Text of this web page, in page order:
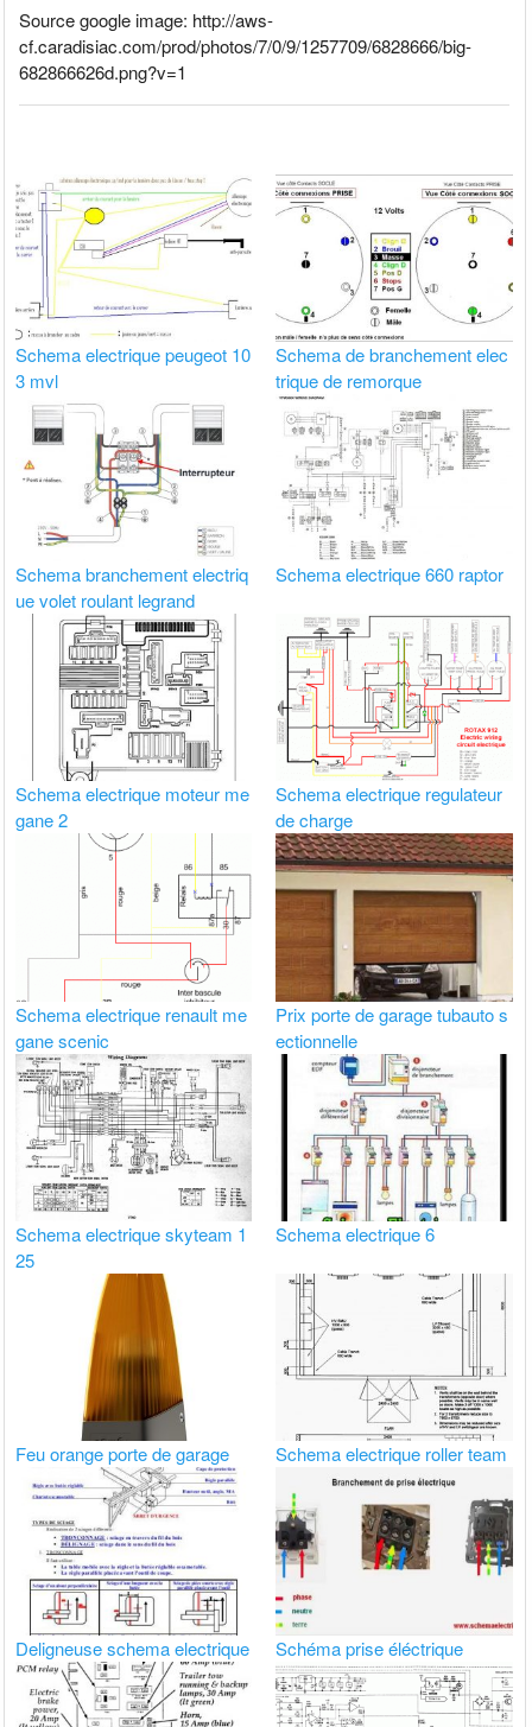
Source google image: http://aws-
cf.caradisiac.com/prod/photos/7/0/9/1257709/6828666/big-
682866626d.png?v=1
Schema electrique peugeot 10
3 mvl
Schema de branchement elec
trique de remorque
Schema branchement electriq
ue volet roulant legrand
Schema electrique 660 raptor
Schema electrique moteur me
gane 2
Schema electrique regulateur
de charge
Schema electrique renault me
gane scenic
Prix porte de garage tubauto s
ectionnelle
Schema electrique skyteam 1
25
Schema electrique 6
Feu orange porte de garage Schema electrique roller team
Deligneuse schema electrique Schéma prise éléctrique